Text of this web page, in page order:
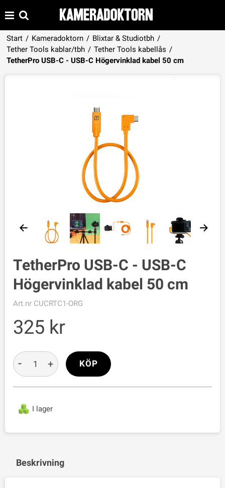
Start / Kameradoktorn / Blixtar & Studiotbh /
Tether Tools kablar/tbh / Tether Tools kabellås /
TetherPro USB-C - USB-C Högervinklad kabel 50 cm
Produkten har lagts i din varukorg
TetherPro USB-C - USB-C
Högervinklad kabel 50 cm
Art.nr CUCRTC1-ORG
325
I lager
- + KÖP
Beskrivning